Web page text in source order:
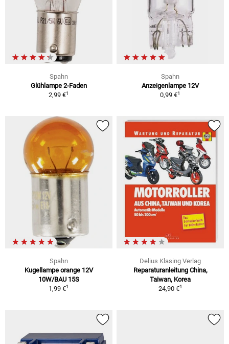
Spahn
Glühlampe 2-Faden
2,99 €1
Spahn
Anzeigenlampe 12V
0,99 €1
Spahn
Kugellampe orange 12V
10W/BAU 15S
1,99 €1
Delius Klasing Verlag
Reparaturanleitung China,
Taiwan, Korea
24,90 €1